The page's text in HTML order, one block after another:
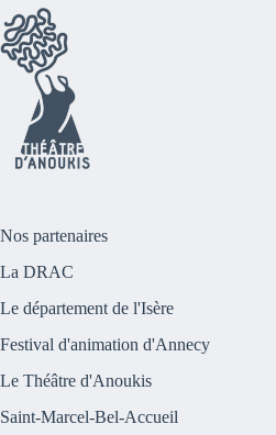
Nos partenaires
La DRAC
Le département de l'Isère
Festival d'animation d'Annecy
Le Théâtre d'Anoukis
Saint-Marcel-Bel-Accueil